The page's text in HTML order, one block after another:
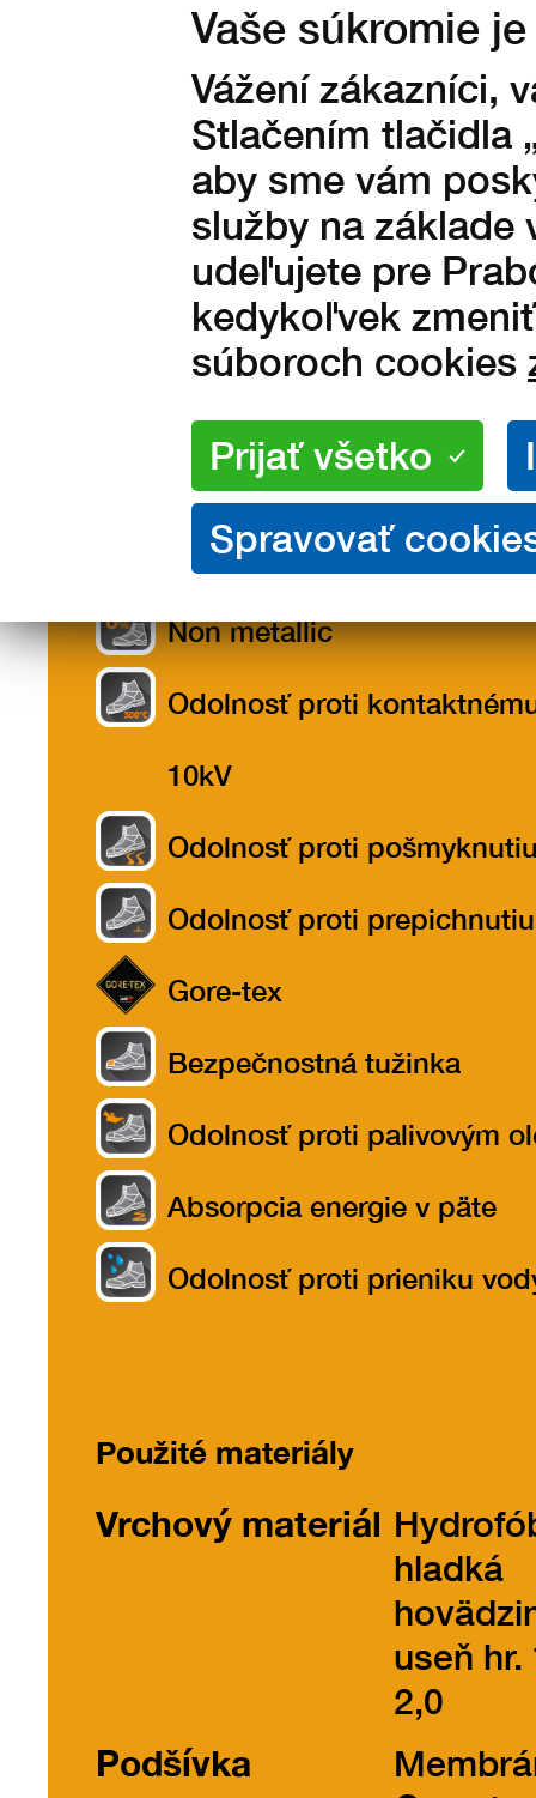
Vaše súkromie
Vážení zákazníci,
Stlačením tlačidla
aby sme vám
služby na základe
udeľujete pre
kedykoľvek
súboroch cookies
4 490Kč s DPH
3 711 Kč bez DPH
Vlastnosti
/ materiály
Popis
Vlastnosti produktu
Non metallic
Odolnosť proti
10kV
Odolnosť proti
Odolnosť proti prepichnutiu
Gore-tex
Bezpečnostná tužinka
Odolnosť proti palivovým
Absorpcia energie v päte
Odolnosť proti prieniku
Použité materiály
Vrchový materiál
hladká
useň hr.
2,0
Podšívka